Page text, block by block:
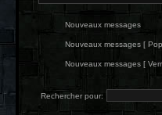
Nouveaux messages
Nouveaux messages [
Nouveaux messages [
Rechercher pour: